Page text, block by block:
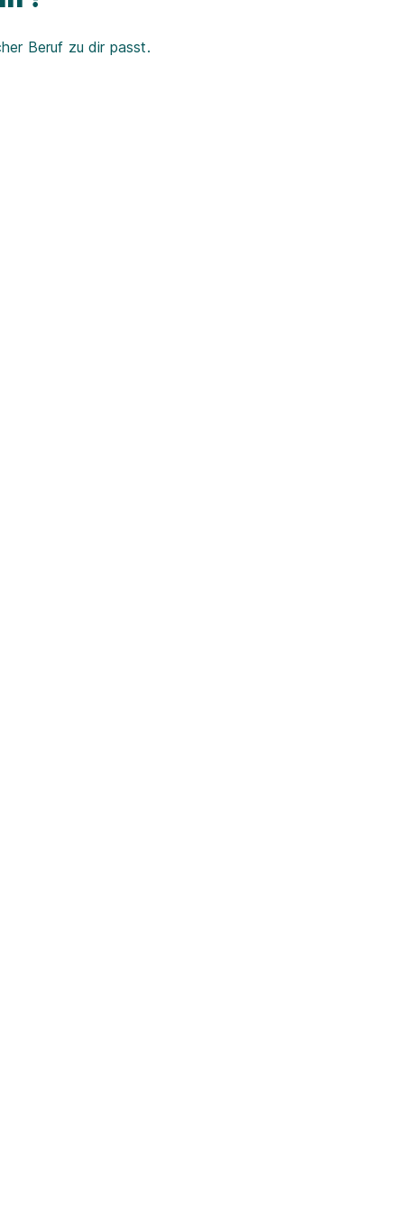
Beruf zu dir passt.